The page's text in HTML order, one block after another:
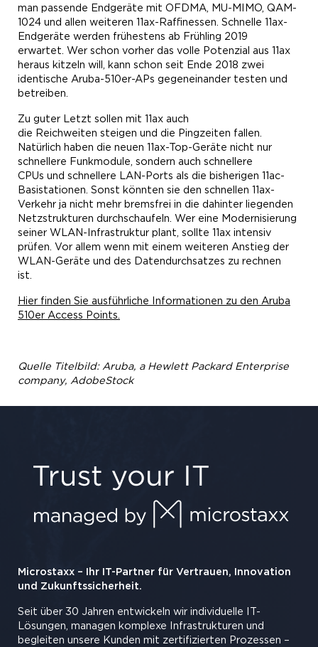
man passende Endgeräte mit OFDMA, MU-MIMO, QAM-
1024 und allen weiteren 11ax- Raffinessen. Schnelle 11ax-
Endgeräte werden frühestens ab Frühling 2019
erwartet. Wer schon vorher das volle Potenzial aus 11ax
heraus kitzeln will, kann schon seit Ende 2018 zwei
identische Aruba-510er-APs gegeneinander testen und
betreiben.
Zu guter Letzt sollen mit 11ax auch
die Reichweiten steigen und die Pingzeiten fallen.
Natürlich haben die neuen 11ax-Top-Geräte nicht nur
schnellere Funkmodule, sondern auch schnellere
CPUs und schnellere LAN-Ports als die bisherigen 11ac-
Basistationen. Sonst könnten sie den schnellen 11ax-
Verkehr ja nicht mehr bremsfrei in die dahinter liegenden
Netzstrukturen durchschaufeln. Wer eine Modernisierung
seiner WLAN-Infrastruktur plant, sollte 11ax intensiv
prüfen. Vor allem wenn mit einem weiteren Anstieg der
WLAN-Geräte und des Datendurchsatzes zu rechnen
ist.
Hier finden Sie ausführliche Informationen zu den Aruba
510er Access Points.
Quelle Titelbild: Aruba, a Hewlett Packard Enterprise
company, AdobeStock
Microstaxx – Ihr IT-Partner für Vertrauen, Innovation
und Zukunftssicherheit.
Seit über 30 Jahren entwickeln wir individuelle IT-
Lösungen, managen komplexe Infrastrukturen und
begleiten unsere Kunden mit zertifizierten Prozessen –